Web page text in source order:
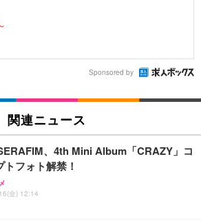
Sponsored by
関連ニュース
、4th Mini Album「CRAZY」コ
トフォト解禁！
金) 12:14